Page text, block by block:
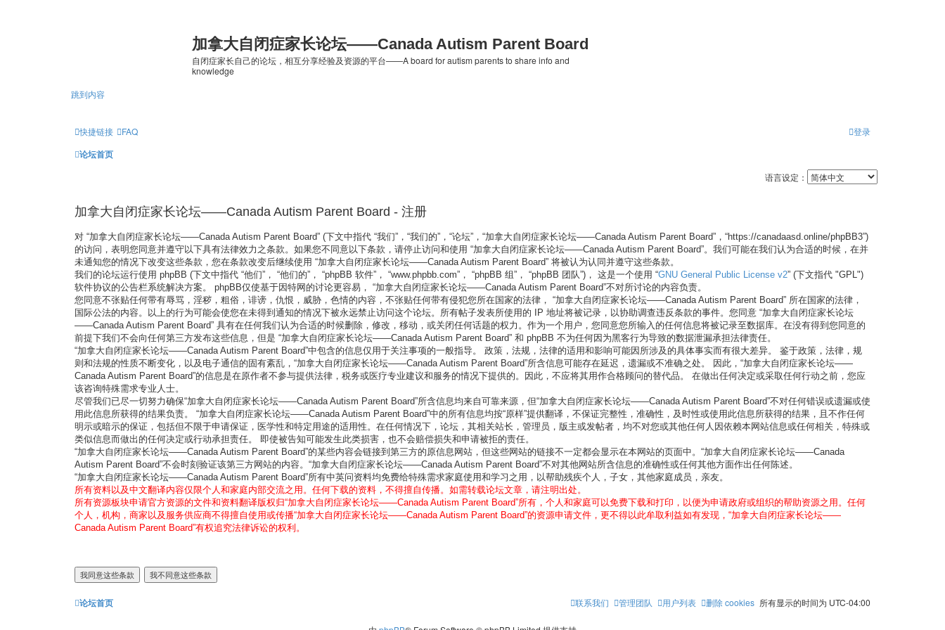
加拿大自闭症家长论坛——Canada Autism Parent Board
自闭症家长自己的论坛，相互分享经验及资源的平台——A board for autism parents to share info and
knowledge
跳到内容
快捷链接 FAQ 登录
论坛首页
语言设定：
加拿大自闭症家长论坛——Canada Autism Parent Board - 注册
对 “加拿大自闭症家长论坛——Canada Autism Parent Board” (下文中指代 “我们”，“我们的”，“论坛”，“加拿大自闭症家长论坛——Canada Autism Parent Board”，“https://canadaasd.online/phpBB3”)
的访问，表明您同意并遵守以下具有法律效力之条款。如果您不同意以下条款，请停止访问和使用 “加拿大自闭症家长论坛——Canada Autism Parent Board”。我们可能在我们认为合适的时候，在并
未通知您的情况下改变这些条款，您在条款改变后继续使用 “加拿大自闭症家长论坛——Canada Autism Parent Board” 将被认为认同并遵守这些条款。
我们的论坛运行使用 phpBB (下文中指代 “他们”， “他们的”， “phpBB 软件”， “www.phpbb.com”， “phpBB 组”， “phpBB 团队”)， 这是一个使用 “GNU General Public License v2” (下文指代 "GPL")
软件协议的公告栏系统解决方案。 phpBB仅使基于因特网的讨论更容易， “加拿大自闭症家长论坛——Canada Autism Parent Board”不对所讨论的内容负责。
您同意不张贴任何带有辱骂，淫秽，粗俗，诽谤，仇恨，威胁，色情的内容，不张贴任何带有侵犯您所在国家的法律， “加拿大自闭症家长论坛——Canada Autism Parent Board” 所在国家的法律，
国际公法的内容。以上的行为可能会使您在未得到通知的情况下被永远禁止访问这个论坛。所有帖子发表所使用的 IP 地址将被记录，以协助调查违反条款的事件。您同意 “加拿大自闭症家长论坛
——Canada Autism Parent Board” 具有在任何我们认为合适的时候删除，修改，移动，或关闭任何话题的权力。作为一个用户，您同意您所输入的任何信息将被记录至数据库。在没有得到您同意的
前提下我们不会向任何第三方发布这些信息，但是 “加拿大自闭症家长论坛——Canada Autism Parent Board” 和 phpBB 不为任何因为黑客行为导致的数据泄漏承担法律责任。
“加拿大自闭症家长论坛——Canada Autism Parent Board”中包含的信息仅用于关注事项的一般指导。 政策，法规，法律的适用和影响可能因所涉及的具体事实而有很大差异。 鉴于政策，法律，规
则和法规的性质不断变化，以及电子通信的固有紊乱，“加拿大自闭症家长论坛——Canada Autism Parent Board”所含信息可能存在延迟，遗漏或不准确之处。 因此，“加拿大自闭症家长论坛——
Canada Autism Parent Board”的信息是在原作者不参与提供法律，税务或医疗专业建议和服务的情况下提供的。因此，不应将其用作合格顾问的替代品。 在做出任何决定或采取任何行动之前，您应
该咨询特殊需求专业人士。
尽管我们已尽一切努力确保“加拿大自闭症家长论坛——Canada Autism Parent Board”所含信息均来自可靠来源，但“加拿大自闭症家长论坛——Canada Autism Parent Board”不对任何错误或遗漏或使
用此信息所获得的结果负责。 “加拿大自闭症家长论坛——Canada Autism Parent Board”中的所有信息均按“原样”提供翻译，不保证完整性，准确性，及时性或使用此信息所获得的结果，且不作任何
明示或暗示的保证，包括但不限于申请保证，医学性和特定用途的适用性。在任何情况下，论坛，其相关站长，管理员，版主或发帖者，均不对您或其他任何人因依赖本网站信息或任何相关，特殊或
类似信息而做出的任何决定或行动承担责任。 即使被告知可能发生此类损害，也不会赔偿损失和申请被拒的责任。
“加拿大自闭症家长论坛——Canada Autism Parent Board”的某些内容会链接到第三方的原信息网站，但这些网站的链接不一定都会显示在本网站的页面中。“加拿大自闭症家长论坛——Canada
Autism Parent Board”不会时刻验证该第三方网站的内容。“加拿大自闭症家长论坛——Canada Autism Parent Board”不对其他网站所含信息的准确性或任何其他方面作出任何陈述。
“加拿大自闭症家长论坛——Canada Autism Parent Board”所有中英问资料均免费给特殊需求家庭使用和学习之用，以帮助残疾个人，子女，其他家庭成员，亲友。
所有资料以及中文翻译内容仅限个人和家庭内部交流之用。任何下载的资料，不得擅自传播。如需转载论坛文章，请注明出处。
所有资源板块申请官方资源的文件和资料翻译版权归“加拿大自闭症家长论坛——Canada Autism Parent Board”所有，个人和家庭可以免费下载和打印，以便为申请政府或组织的帮助资源之用。任何
个人，机构，商家以及服务供应商不得擅自使用或传播“加拿大自闭症家长论坛——Canada Autism Parent Board”的资源申请文件，更不得以此牟取利益如有发现，“加拿大自闭症家长论坛——
Canada Autism Parent Board”有权追究法律诉讼的权利。
论坛首页 所有显示的时间为 UTC-04:00
删除 cookies
用户列表
管理团队
联系我们